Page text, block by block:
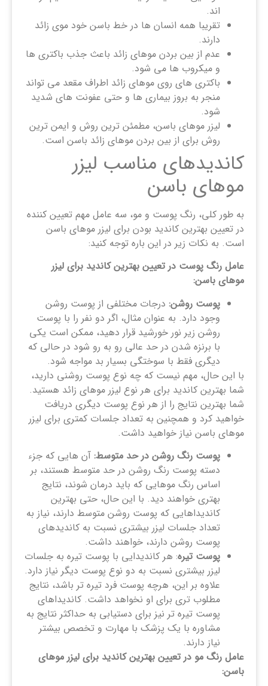
اند.
تقریبا همه انسان ها در خط باسن خود موی زائد
دارند.
عدم از بین بردن موهای زائد باعث جذب باکتری ها
و میکروب ها می شود.
باکتری های روی موهای زائد اطراف مقعد می تواند
منجر به بروز بیماری ها و حتی عفونت های شدید
شود.
لیزر موهای باسن، مطمئن ترین روش و ایمن ترین
روش برای از بین بردن موهای زائد باسن است.
کاندیدهای مناسب لیزر
موهای باسن
به طور کلی، رنگ پوست و مو، سه عامل مهم تعیین کننده
در تعیین بهترین کاندید بودن برای لیزر موهای باسن
است. به نکات زیر در این باره توجه کنید:
عامل رنگ پوست در تعیین بهترین کاندید برای لیزر
موهای باسن:
پوست روشن: درجات مختلفی از پوست روشن
وجود دارد. به عنوان مثال، اگر دو نفر را با پوست
روشن زیر نور خورشید قرار دهید، ممکن است یکی
با برنزه شدن در حد عالی رو به رو شود در حالی که
دیگری فقط با سوختگی بسیار بد مواجه شود.
با این حال، مهم نیست که چه نوع پوست روشنی دارید،
شما بهترین کاندید برای هر نوع لیزر موهای زائد هستید.
شما بهترین نتایج را از هر نوع پوست دیگری دریافت
خواهید کرد و همچنین به تعداد جلسات کمتری برای لیزر
موهای باسن نیاز خواهید داشت.
پوست رنگ روشن در حد متوسط: آن هایی که جزء
دسته پوست رنگ روشن در حد متوسط هستند، بر
اساس رنگ موهایی که باید درمان شوند، نتایج
بهتری خواهند دید. با این حال، حتی بهترین
کاندیداهایی که پوست روشن متوسط دارند، نیاز به
تعداد جلسات لیزر بیشتری نسبت به کاندیدهای
پوست روشن دارند، خواهند داشت.
پوست تیره: هر کاندیدایی با پوست تیره به جلسات
لیزر بیشتری نسبت به دو نوع پوست دیگر نیاز دارد.
علاوه بر این، هرچه پوست فرد تیره ‌تر باشد، نتایج
مطلوب ‌تری برای او نخواهد داشت. کاندیداهای
پوست تیره‌ تر نیز برای دستیابی به حداکثر نتایج به
مشاوره با یک پزشک با مهارت و تخصص بیشتر
نیاز دارند.
عامل رنگ مو در تعیین بهترین کاندید برای لیزر موهای
باسن: